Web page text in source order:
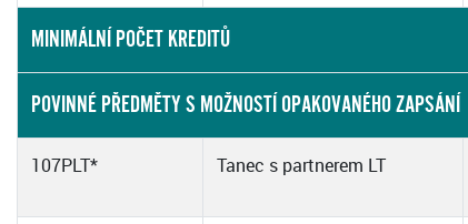
MINIMÁLNÍ POČET KREDITŮ
POVINNÉ PŘEDMĚTY S MOŽNOSTÍ OPAKOVANÉHO ZAPSÁNÍ
107PLT* Tanec s partnerem LT